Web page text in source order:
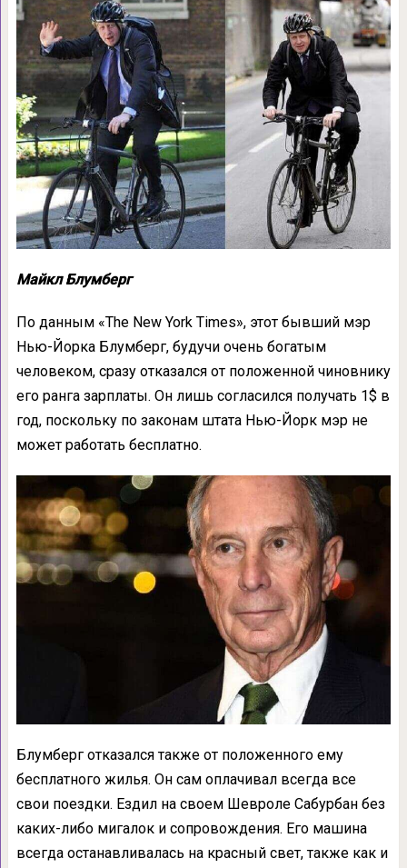
Майкл Блумберг
По данным «The New York Times», этот бывший мэр
Нью-Йорка Блумберг, будучи очень богатым
человеком, сразу отказался от положенной чиновнику
его ранга зарплаты. Он лишь согласился получать 1$ в
год, поскольку по законам штата Нью-Йорк мэр не
может работать бесплатно.
Блумберг отказался также от положенного ему
бесплатного жилья. Он сам оплачивал всегда все
свои поездки. Ездил на своем Шевроле Сабурбан без
каких-либо мигалок и сопровождения. Его машина
всегда останавливалась на красный свет, также как и